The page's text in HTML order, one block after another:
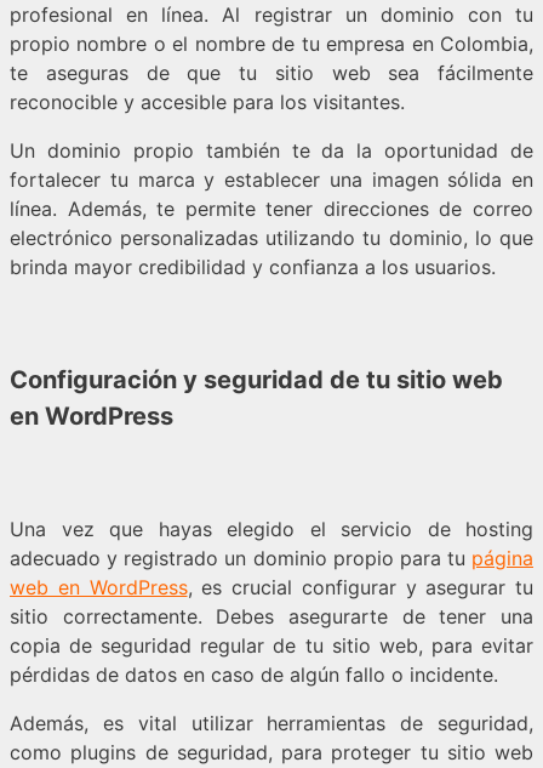
profesional en línea. Al registrar un dominio con tu
propio nombre o el nombre de tu empresa en Colombia,
te aseguras de que tu sitio web sea fácilmente
reconocible y accesible para los visitantes.
Un dominio propio también te da la oportunidad de
fortalecer tu marca y establecer una imagen sólida en
línea. Además, te permite tener direcciones de correo
electrónico personalizadas utilizando tu dominio, lo que
brinda mayor credibilidad y confianza a los usuarios.
Configuración y seguridad de tu sitio web
en WordPress
Una vez que hayas elegido el servicio de hosting
adecuado y registrado un dominio propio para tu página
web en WordPress, es crucial configurar y asegurar tu
sitio correctamente. Debes asegurarte de tener una
copia de seguridad regular de tu sitio web, para evitar
pérdidas de datos en caso de algún fallo o incidente.
Además, es vital utilizar herramientas de seguridad,
como plugins de seguridad, para proteger tu sitio web